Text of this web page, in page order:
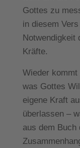
Gottes zu
in diesem
Notwendigkeit
Kräfte.
Wieder kommt
was Gottes
eigene Kraft
überlassen –
aus dem Buch